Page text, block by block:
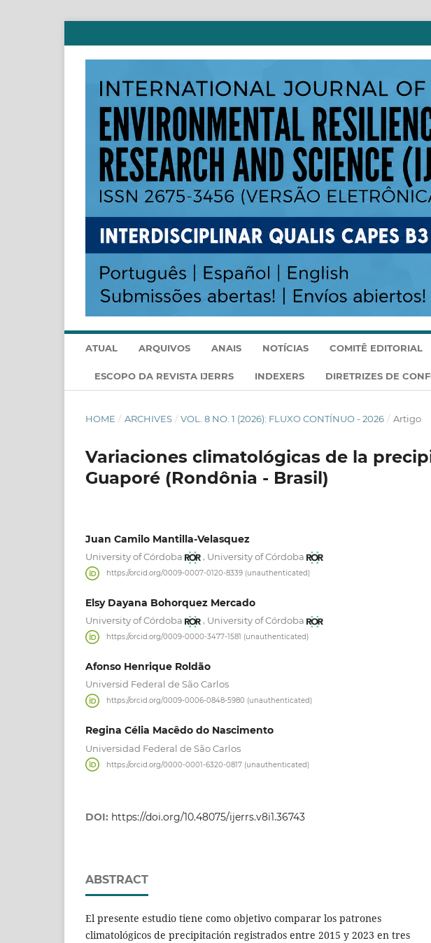
ATUAL ARQUIVOS ANAIS NOTÍCIAS COMITÊ EDITORIAL
ESCOPO DA REVISTA IJERRS INDEXERS DIRETRIZES DE
HOME / ARCHIVES / VOL. 8 NO. 1 (2026): FLUXO CONTÍNUO - 2026 / Artigo
Variaciones climatológicas de la
Guaporé (Rondônia - Brasil)
Juan Camilo Mantilla-Velasquez
University of Córdoba University of Córdoba
https://orcid.org/0009-0007-0120-8339 (unauthenticated)
Elsy Dayana Bohorquez Mercado
University of Córdoba University of Córdoba
https://orcid.org/0009-0000-3477-1581 (unauthenticated)
Afonso Henrique Roldão
Universid Federal de São Carlos
https://orcid.org/0009-0006-0848-5980 (unauthenticated)
Regina Célia Macêdo do Nascimento
Universidad Federal de São Carlos
https://orcid.org/0000-0001-6320-0817 (unauthenticated)
DOI: https://doi.org/10.48075/ijerrs.v8i1.36743
ABSTRACT
El presente estudio tiene como objetivo comparar los patrones
climatológicos de precipitación registrados entre 2015 y 2023 en tres